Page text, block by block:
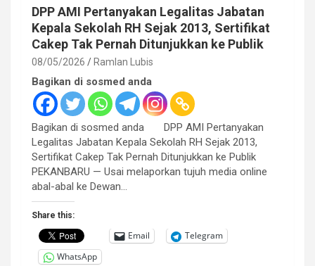
DPP AMI Pertanyakan Legalitas Jabatan
Kepala Sekolah RH Sejak 2013, Sertifikat
Cakep Tak Pernah Ditunjukkan ke Publik
08/05/2026 Ramlan Lubis
Bagikan di sosmed anda
Bagikan di sosmed anda DPP AMI Pertanyakan
Legalitas Jabatan Kepala Sekolah RH Sejak 2013,
Sertifikat Cakep Tak Pernah Ditunjukkan ke Publik
PEKANBARU — Usai melaporkan tujuh media online
abal-abal ke Dewan…
Share this:
Email
Telegram
WhatsApp